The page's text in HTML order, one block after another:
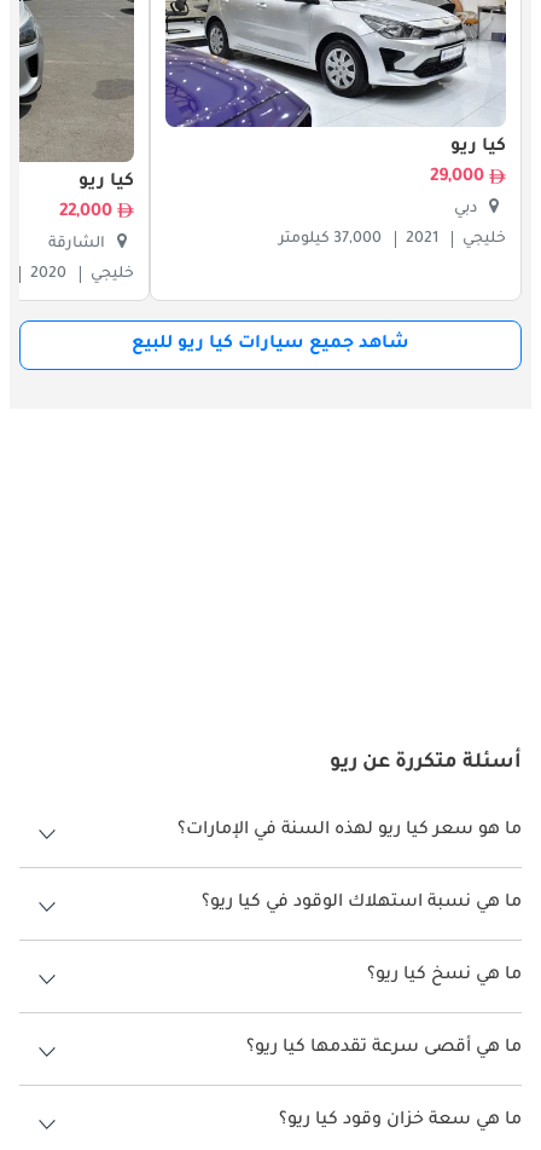
كيا ريو
29,000
دبي
خليجي
2021 37,000 كيلومتر
كيا ريو
22,000
الشارقة
خليجي
2020
شاهد جميع سيارات كيا ريو للبيع
أسئلة متكررة عن ريو
ما هو سعر كيا ريو لهذه السنة في الإمارات؟
كيا ريو لهذه السنة في الإمارات هو TBD.
ما هي نسبة استهلاك الوقود في كيا ريو؟
اقترحت الشركة المصنعة أن تكون نسبة توفير استهلاك الوقود لسيارة كيا ريو
هو TBD.
ما هي نسخ كيا ريو؟
نسخ كيا ريو هي .
ما هي أقصى سرعة تقدمها كيا ريو؟
السرعة القصوى كيا ريو هي TBD.
ما هي سعة خزان وقود كيا ريو؟